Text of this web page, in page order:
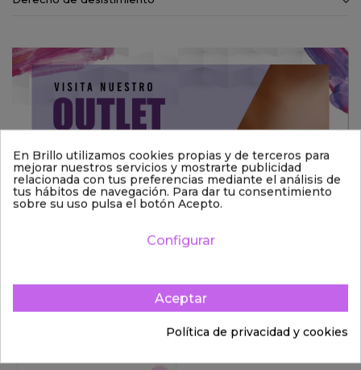
También podría interesarle
En Brillo utilizamos cookies propias y de terceros para
mejorar nuestros servicios y mostrarte publicidad
relacionada con tus preferencias mediante el análisis de
tus hábitos de navegación. Para dar tu consentimiento
sobre su uso pulsa el botón Acepto.
Configurar
Aceptar
Política de privacidad y cookies